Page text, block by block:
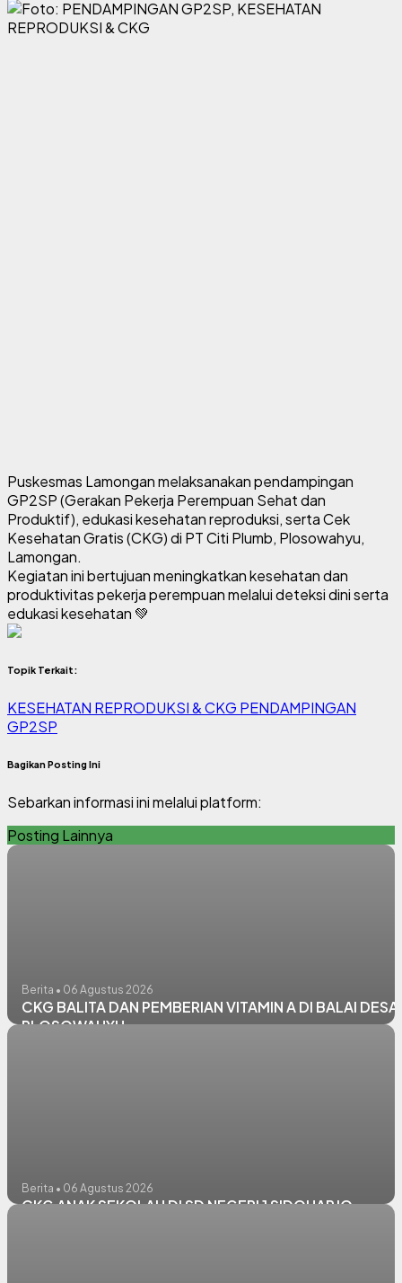
Puskesmas Lamongan melaksanakan pendampingan
GP2SP (Gerakan Pekerja Perempuan Sehat dan
Produktif), edukasi kesehatan reproduksi, serta Cek
Kesehatan Gratis (CKG) di PT Citi Plumb, Plosowahyu,
Lamongan.
Kegiatan ini bertujuan meningkatkan kesehatan dan
produktivitas pekerja perempuan melalui deteksi dini serta
edukasi kesehatan 💚
Topik Terkait:
KESEHATAN REPRODUKSI & CKG PENDAMPINGAN
GP2SP
Bagikan Posting Ini
Sebarkan informasi ini melalui platform:
Posting Lainnya
Berita • 06 Agustus 2026
CKG BALITA DAN PEMBERIAN VITAMIN A DI BALAI DESA
PLOSOWAHYU
Berita • 06 Agustus 2026
CKG ANAK SEKOLAH DI SD NEGERI 1 SIDOHARJO